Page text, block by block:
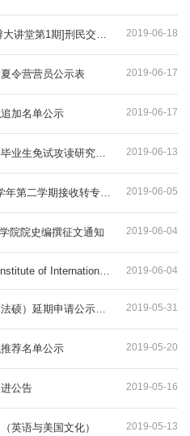
2019-06-18
2019-06-17
令营营员公示表
2019-06-17
加名单公示
2019-06-13
2019-06-05
2019-06-04
院院史编撰征文通知
2019-06-04
2019-05-31
2019-05-20
荐名单公示
2019-05-16
公告
2019-05-13
英语与美国文化）